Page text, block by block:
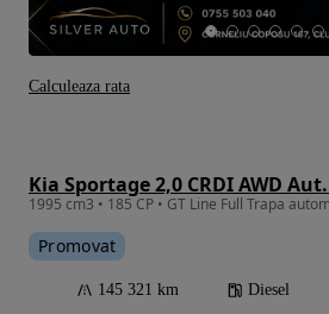
Kia Sportage 2,0 CRDI AWD
Promovat
145 321 km Diesel
Calculeaza rata